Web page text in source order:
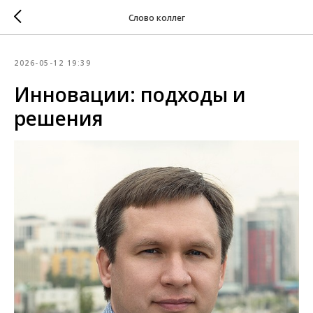
Слово коллег
2026-05-12 19:39
Инновации: подходы и
решения